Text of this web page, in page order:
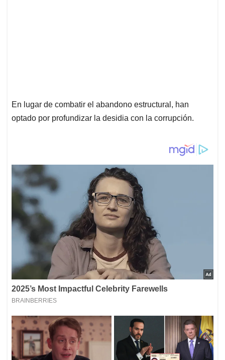
En lugar de combatir el abandono estructural, han
optado por profundizar la desidia con la corrupción.